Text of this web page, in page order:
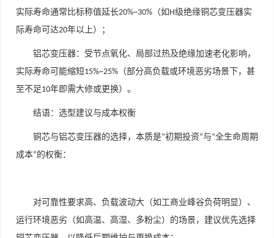
实际寿命通常比标称值延长20%~30% （如H级绝缘铜芯变压器实
际寿命可达20年以上）；
铝芯变压器：受节点氧化、局部过热及绝缘加速老化影响，
实际寿命可能缩短15%~25% （部分高负载或环境恶劣场景下，甚
至不足10年即需大修或更换）。
结语：选型建议与成本权衡
铜芯与铝芯变压器的选择，本质是“初期投资”与“全生命周期
成本”的权衡：
对可靠性要求高、负载波动大（如工商业峰谷负荷明显）、
运行环境恶劣（如高温、高湿、多粉尘）的场景，建议优先选择